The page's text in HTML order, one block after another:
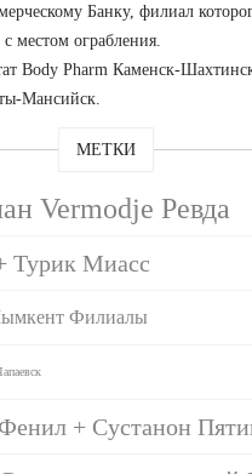
Банку, филиал
местом ограбления.
Body Pharm Каменск-
Мансийск.
МЕТКИ
Vermodje Ревда
Турик Миасс
Филиалы
+ Сустанон